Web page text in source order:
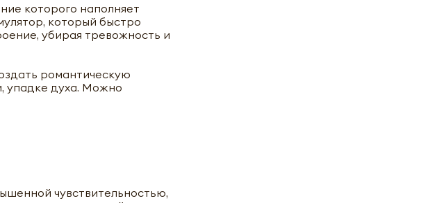
которого наполняет
который быстро
убирая тревожность и
романтическую
упадке духа. Можно
чувствительностью,